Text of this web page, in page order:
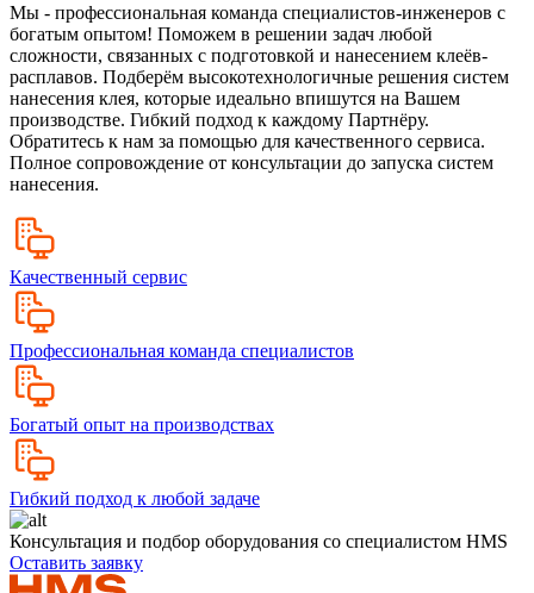
Мы - профессиональная команда специалистов-инженеров с
богатым опытом! Поможем в решении задач любой
сложности, связанных с подготовкой и нанесением клеёв-
расплавов. Подберём высокотехнологичные решения систем
нанесения клея, которые идеально впишутся на Вашем
производстве. Гибкий подход к каждому Партнёру.
Обратитесь к нам за помощью для качественного сервиса.
Полное сопровождение от консультации до запуска систем
нанесения.
Качественный сервис
Профессиональная команда специалистов
Богатый опыт на производствах
Гибкий подход к любой задаче
Консультация и подбор оборудования со специалистом HMS
Оставить заявку